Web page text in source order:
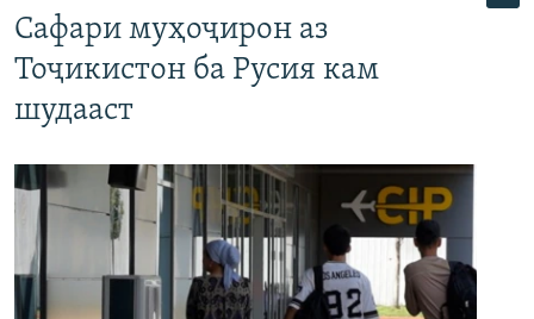
Сафари муҳоҷирон аз
Тоҷикистон ба Русия кам
шудааст